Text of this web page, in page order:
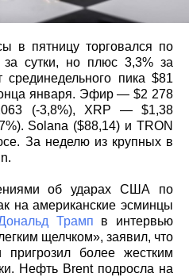
в пятницу торговался по
сутки, но плюс 3,3% за
пика $81
января. Эфир — $2 278
(-3,8%), XRP — $1,38
Solana ($88,14) и TRON
За неделю из крупных в
об ударах США по
на американские эсминцы
Трамп в интервью
щелчком», заявил, что
более жестким
Нефть Brent подросла на